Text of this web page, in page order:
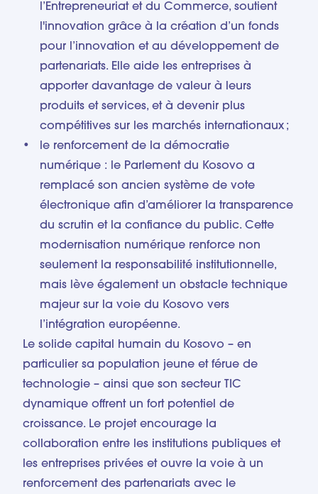
l’Entrepreneuriat et du Commerce, soutient
l'innovation grâce à la création d’un fonds
pour l’innovation et au développement de
partenariats. Elle aide les entreprises à
apporter davantage de valeur à leurs
produits et services, et à devenir plus
compétitives sur les marchés internationaux ;
le renforcement de la démocratie
numérique : le Parlement du Kosovo a
remplacé son ancien système de vote
électronique afin d’améliorer la transparence
du scrutin et la confiance du public. Cette
modernisation numérique renforce non
seulement la responsabilité institutionnelle,
mais lève également un obstacle technique
majeur sur la voie du Kosovo vers
l’intégration européenne.
Le solide capital humain du Kosovo – en
particulier sa population jeune et férue de
technologie – ainsi que son secteur TIC
dynamique offrent un fort potentiel de
croissance. Le projet encourage la
collaboration entre les institutions publiques et
les entreprises privées et ouvre la voie à un
renforcement des partenariats avec le